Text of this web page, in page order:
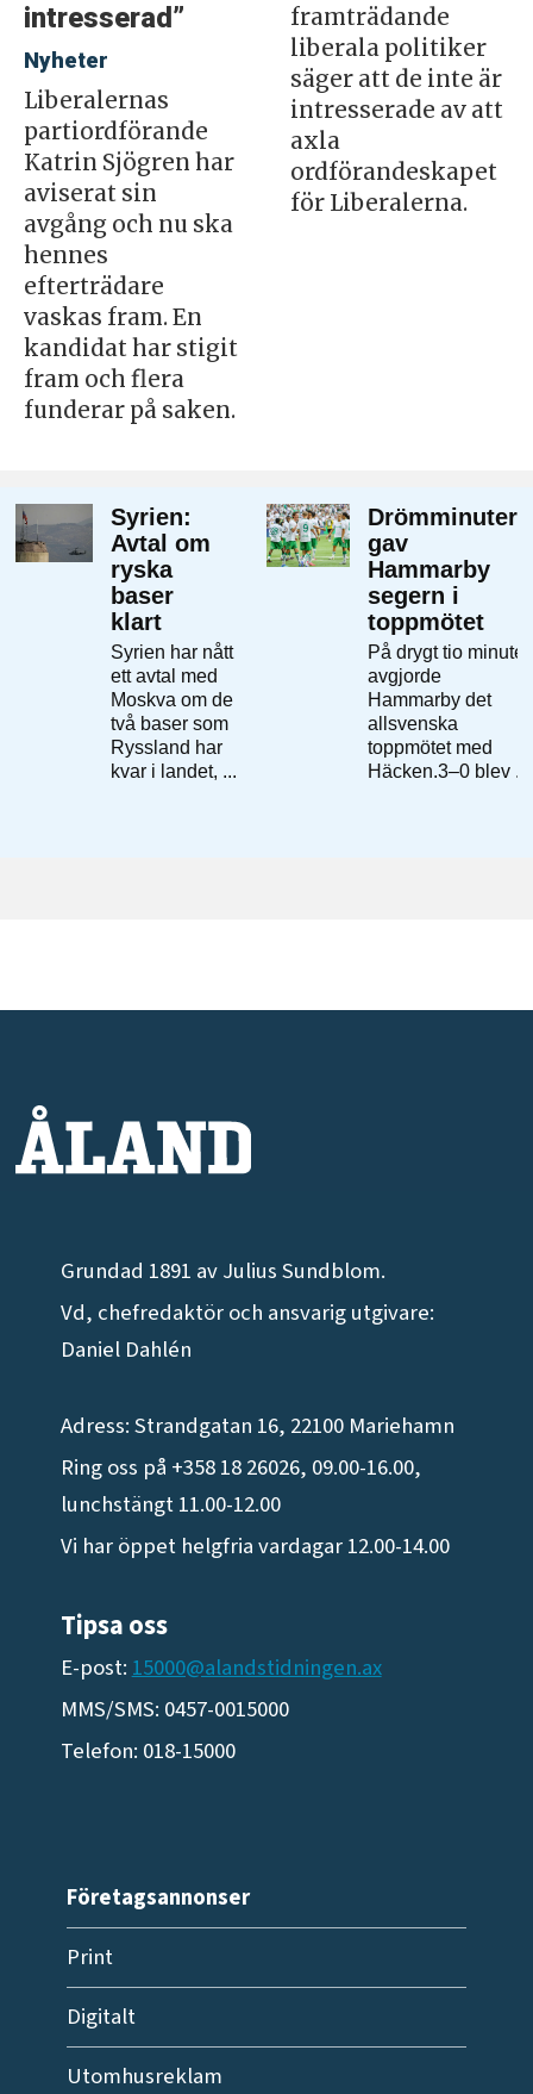
intresserad”
Nyheter
Liberalernas
partiordförande
Katrin Sjögren har
aviserat sin
avgång och nu ska
hennes
efterträdare
vaskas fram. En
kandidat har stigit
fram och flera
funderar på saken.
framträdande
liberala politiker
säger att de inte är
intresserade av att
axla
ordförandeskapet
för Liberalerna.
Grundad 1891 av Julius Sundblom.
Vd, chefredaktör och ansvarig utgivare:
Daniel Dahlén
Adress: Strandgatan 16, 22100 Mariehamn
Ring oss på +358 18 26026, 09.00-16.00,
lunchstängt 11.00-12.00
Vi har öppet helgfria vardagar 12.00-14.00
Tipsa oss
E-post:15000@alandstidningen.ax
MMS/SMS: 0457-0015000
Telefon: 018-15000
Företagsannonser
Print
Digitalt
Utomhusreklam